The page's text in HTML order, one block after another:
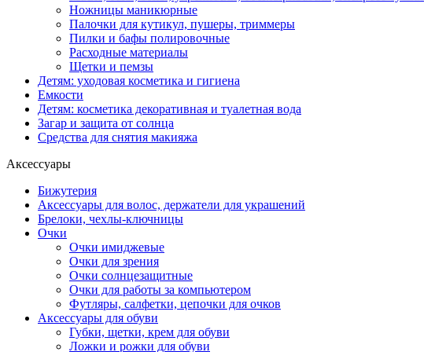
Ножницы маникюрные
Палочки для кутикул, пушеры, триммеры
Пилки и бафы полировочные
Расходные материалы
Щетки и пемзы
Детям: уходовая косметика и гигиена
Емкости
Детям: косметика декоративная и туалетная вода
Загар и защита от солнца
Средства для снятия макияжа
Аксессуары
Бижутерия
Аксессуары для волос, держатели для украшений
Брелоки, чехлы-ключницы
Очки
Очки имиджевые
Очки для зрения
Очки солнцезащитные
Очки для работы за компьютером
Футляры, салфетки, цепочки для очков
Аксессуары для обуви
Губки, щетки, крем для обуви
Ложки и рожки для обуви